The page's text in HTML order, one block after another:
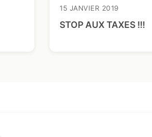
15 JANVIER 2019
STOP AUX TAXES !!!